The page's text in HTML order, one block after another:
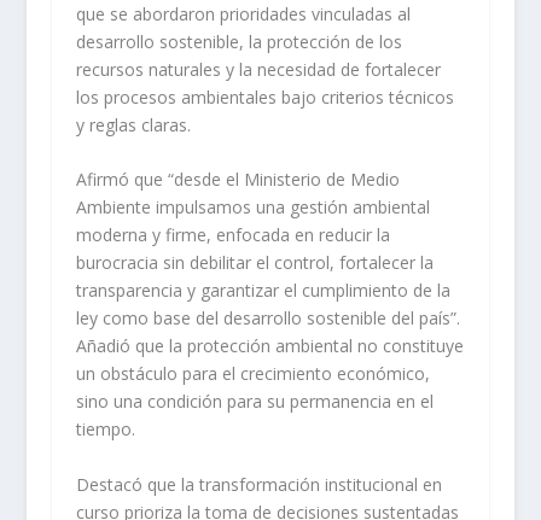
que se abordaron prioridades vinculadas al
desarrollo sostenible, la protección de los
recursos naturales y la necesidad de fortalecer
los procesos ambientales bajo criterios técnicos
y reglas claras.
Afirmó que “desde el Ministerio de Medio
Ambiente impulsamos una gestión ambiental
moderna y firme, enfocada en reducir la
burocracia sin debilitar el control, fortalecer la
transparencia y garantizar el cumplimiento de la
ley como base del desarrollo sostenible del país”.
Añadió que la protección ambiental no constituye
un obstáculo para el crecimiento económico,
sino una condición para su permanencia en el
tiempo.
Destacó que la transformación institucional en
curso prioriza la toma de decisiones sustentadas